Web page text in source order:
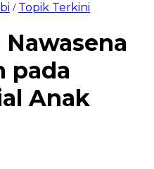
/ Topik Terkini
Nawasena
pada
Anak